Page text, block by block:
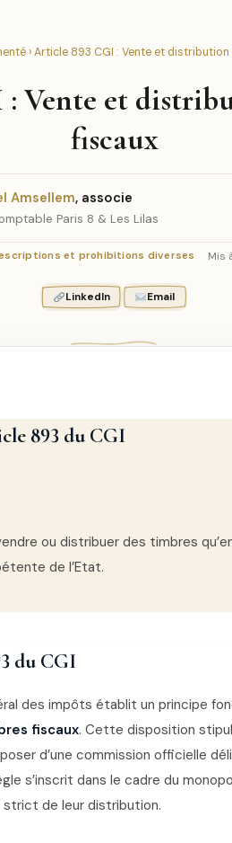
› Article 893 CGI : Vente et
Vente et
fiscaux
Amsellem, associe
Paris 8 & Les Lilas
et prohibitions diverses Mis
LinkedIn Email
893 du CGI
ou distribuer des timbres
de l’Etat.
du CGI
des impôts établit un principe
fiscaux. Cette disposition
d’une commission officielle
s’inscrit dans le cadre du
de leur distribution.